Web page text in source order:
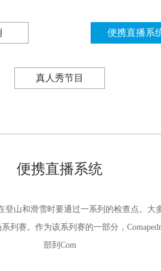
便携直播系
真人秀节目
便携直播系统
山和滑雪时要通过一系列的检查点。
赛。作为该系列赛的一部分，
部到Com